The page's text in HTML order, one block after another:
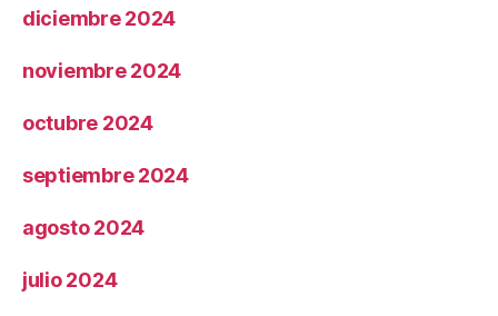
diciembre 2024
noviembre 2024
octubre 2024
septiembre 2024
agosto 2024
julio 2024